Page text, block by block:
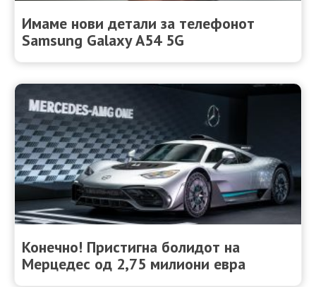
Имаме нови детали за телефонот
Samsung Galaxy A54 5G
Конечно! Пристигна болидот на
Мерцедес од 2,75 милиони евра